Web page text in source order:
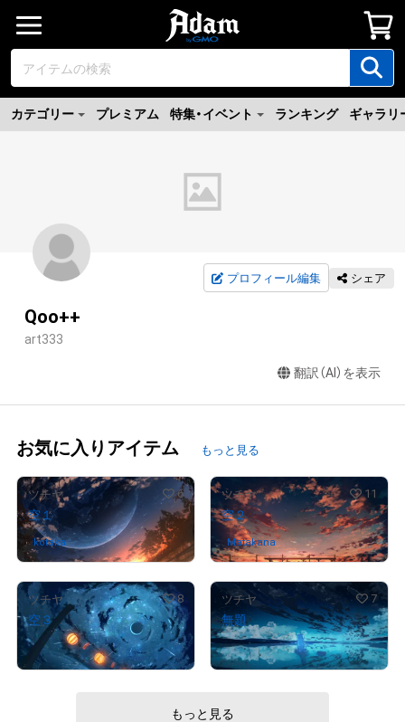
カテゴリー プレミアム 特集・イベント ランキング ギャラリ
プロフィール編集 シェア
Qoo++
art333
翻訳（AI）を表示
お気に入りアイテム もっと見る
ツチヤ 6
空１
kotakaさんが保有中
ツチヤ 11
空２
Matakanaさんが保有中
ツチヤ 8
空３
¥88,000
ツチヤ 7
無題
¥97,000
もっと見る